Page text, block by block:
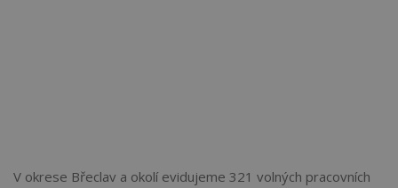
V okrese Břeclav a okolí evidujeme 321 volných pracovních